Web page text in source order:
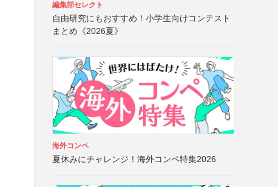
編集部セレクト
自由研究にもおすすめ！小学生向けコンテスト
まとめ《2026夏》
海外コンペ
夏休みにチャレンジ！海外コンペ特集2026